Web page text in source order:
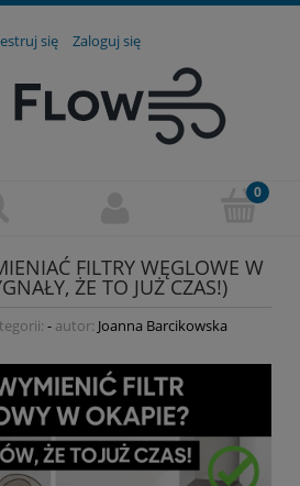
się Zaloguj się
FILTRY WĘGLOWE W
ŻE TO JUŻ CZAS!)
- autor: Joanna Barcikowska